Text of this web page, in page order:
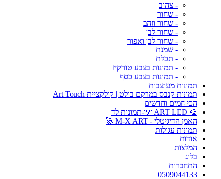
- צהוב
- שחור
- שחור וזהב
- שחור לבן
- שחור לבן ואפור
- שמנת
- תכלת
- תמונות בצבע טורקיז
- תמונות בצבע כסף
תמונות מעוצבות
תמונות קנבס במרקם בולט | קולקציית Art Touch
הכי חמים וחדשים
🎨 ART LED 💡-תמונות לד
האמן הדיגיטלי - M-X ART 🚀
תמונות עגולות
אודות
המלצות
בלוג
התחברות
0509044133